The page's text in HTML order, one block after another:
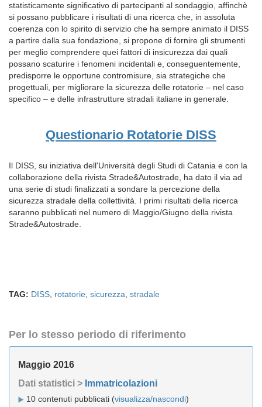
statisticamente significativo di partecipanti al sondaggio, affinchè
si possano pubblicare i risultati di una ricerca che, in assoluta
coerenza con lo spirito di servizio che ha sempre animato il DISS
a partire dalla sua fondazione, si propone di fornire gli strumenti
per meglio comprendere quei fattori di insicurezza dai quali
possano scaturire i fenomeni incidentali e, conseguentemente,
predisporre le opportune contromisure, sia strategiche che
progettuali, per migliorare la sicurezza delle rotatorie – nel caso
specifico – e delle infrastrutture stradali italiane in generale.
Questionario Rotatorie DISS
Il DISS, su iniziativa dell'Università degli Studi di Catania e con la
collaborazione della rivista Strade&Autostrade, ha dato il via ad
una serie di studi finalizzati a sondare la percezione della
sicurezza stradale della collettività. I primi risultati della ricerca
saranno pubblicati nel numero di Maggio/Giugno della rivista
Strade&Autostrade.
TAG: DISS rotatorie sicurezza stradale
Per lo stesso periodo di riferimento
Maggio 2016
Dati statistici > Immatricolazioni
10 contenuti pubblicati (visualizza/nascondi)